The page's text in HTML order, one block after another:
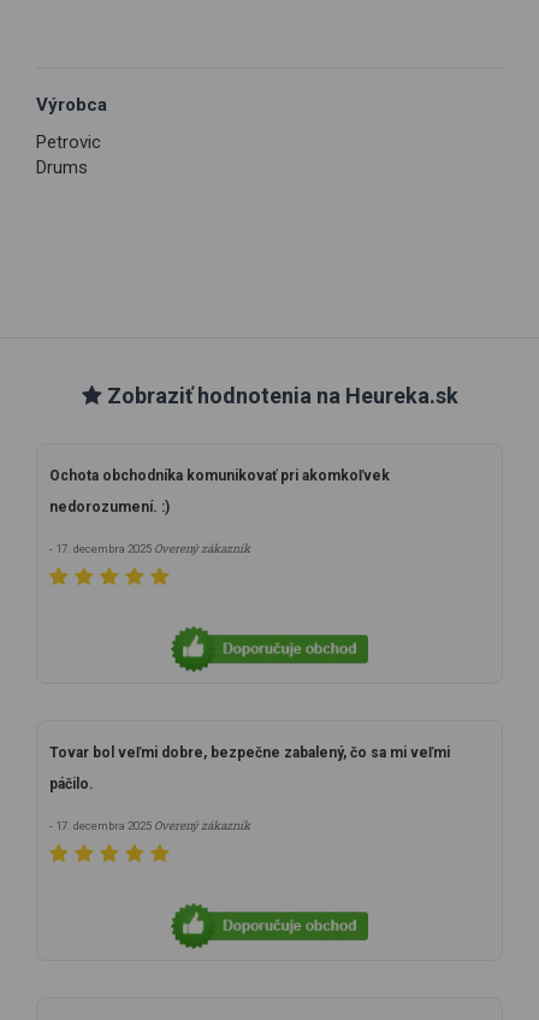
Výrobca
Petrovic
Drums
Zobraziť hodnotenia na Heureka.sk
Ochota obchodníka komunikovať pri akomkoľvek
nedorozumení. :)
- 17. decembra 2025 Overený zákazník
Tovar bol veľmi dobre, bezpečne zabalený, čo sa mi veľmi
páčilo.
- 17. decembra 2025 Overený zákazník